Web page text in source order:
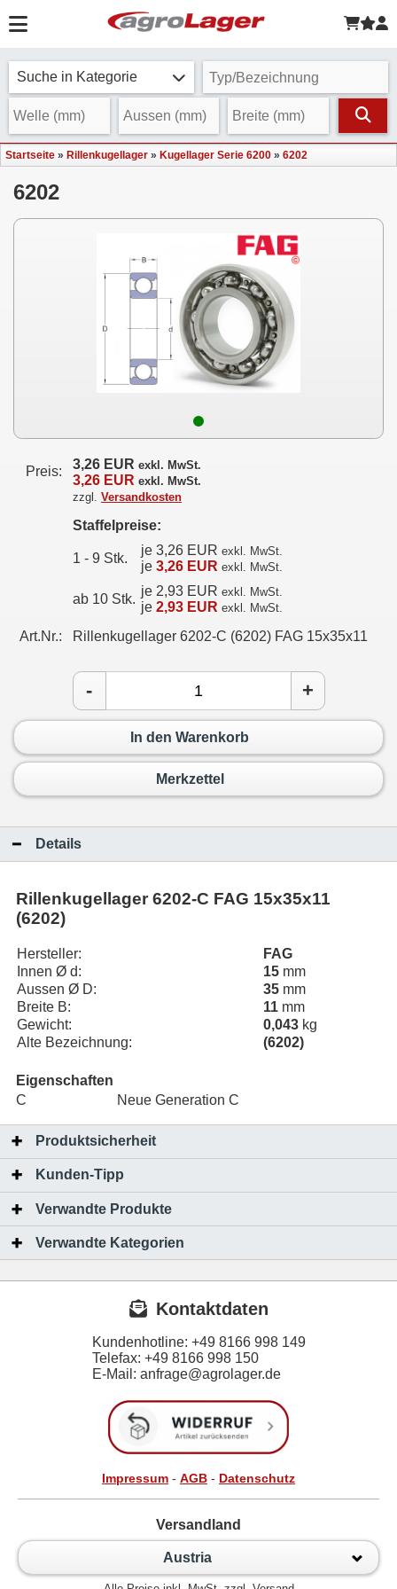
Suche in Kategorie
Startseite » Rillenkugellager » Kugellager Serie 6200 » 6202
6202
Preis: 3,26 EUR exkl. MwSt.
3,26 EUR exkl. MwSt.
zzgl. Versandkosten
Staffelpreise:
1 - 9 Stk.
je 3,26 EUR exkl. MwSt.
je 3,26 EUR exkl. MwSt.
ab 10 Stk.
je 2,93 EUR exkl. MwSt.
je 2,93 EUR exkl. MwSt.
Art.Nr.: Rillenkugellager 6202-C (6202) FAG 15x35x11
- +
In den Warenkorb
Merkzettel
Details
Rillenkugellager 6202-C FAG 15x35x11
(6202)
Hersteller:
FAG
Innen Ø d:
15 mm
Aussen Ø D:
35 mm
Breite B:
11 mm
Gewicht:
0,043 kg
Alte Bezeichnung:
(6202)
Eigenschaften
C
Neue Generation C
Produktsicherheit
Kunden-Tipp
Verwandte Produkte
Verwandte Kategorien
Kontaktdaten
Kundenhotline: +49 8166 998 149
Telefax: +49 8166 998 150
E-Mail: anfrage@agrolager.de
Impressum - AGB - Datenschutz
Versandland
Austria